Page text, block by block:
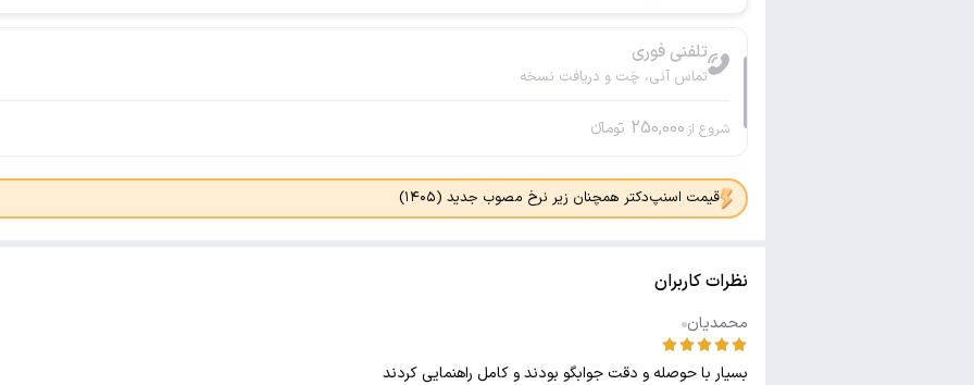
تلفنی فوری
تماس آنی، چَت و دریافت نسخه
شروع از 250,000 تومانء
قیمت اسنپ‌دکتر همچنان زیر نرخ مصوب جدید (۱۴۰۵)
نظرات کاربران
محمدیان
بسیار با حوصله و دقت جوابگو بودند و کامل راهنمایی کردند